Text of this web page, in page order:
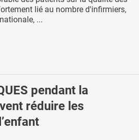
lié au nombre d'infirmiers,
...
pendant la
réduire les